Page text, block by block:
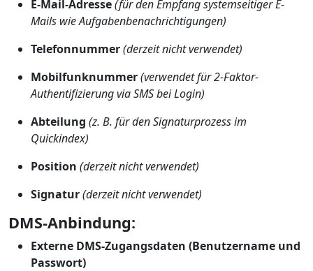
E-Mail-Adresse(für den Empfang systemseitiger E-
Mails wie Aufgabenbenachrichtigungen)
Telefonnummer(derzeit nicht verwendet)
Mobilfunknummer(verwendet für 2-Faktor-
Authentifizierung via SMS bei Login)
Abteilung (z. B. für den Signaturprozess im
Quickindex)
Position (derzeit nicht verwendet)
Signatur(derzeit nicht verwendet)
DMS-Anbindung:
Externe DMS-Zugangsdaten (Benutzername und
Passwort)